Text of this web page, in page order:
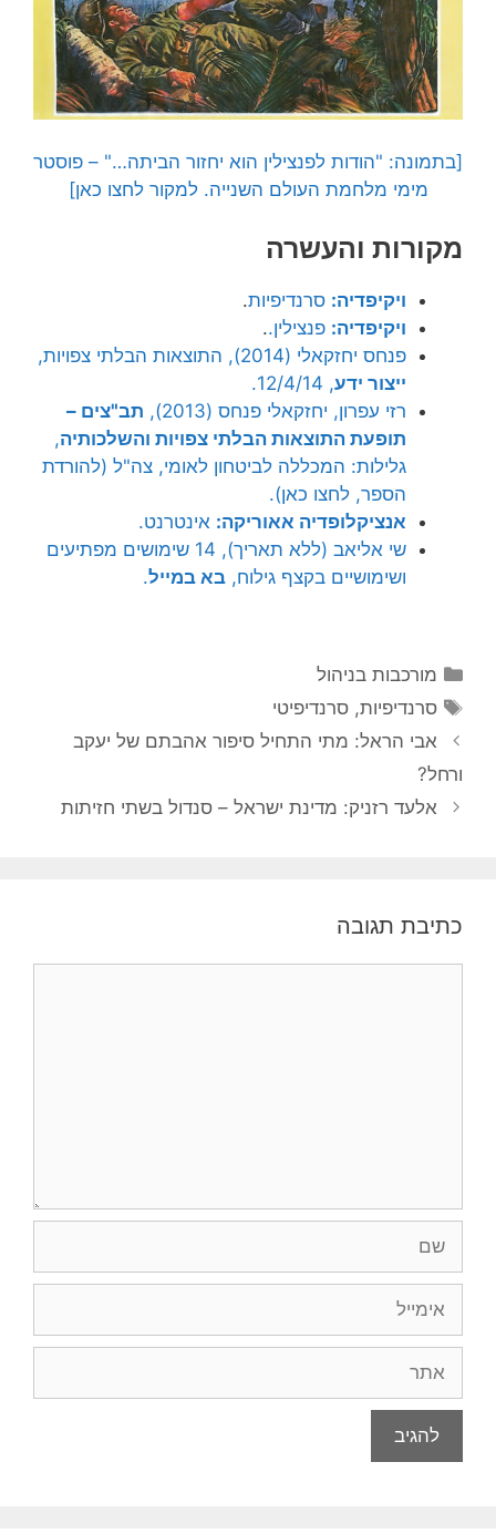
[בתמונה: "הודות לפנצילין הוא יחזור הביתה…" – פוסטר
מימי מלחמת העולם השנייה. למקור לחצו כאן]
מקורות והעשרה
ויקיפדיה: סרנדיפיות.
ויקיפדיה: פנצילין..
פנחס יחזקאלי (2014), התוצאות הבלתי צפויות,
ייצור ידע, 12/4/14.
רזי עפרון, יחזקאלי פנחס (2013),
תב"צים –
תופעת התוצאות הבלתי צפויות והשלכותיה,
גלילות: המכללה לביטחון לאומי, צה"ל (להורדת
הספר, לחצו כאן).
אנציקלופדיה אאוריקה: אינטרנט.
שי אליאב (ללא תאריך), 14 שימושים מפתיעים
ושימושיים בקצף גילוח, בא במייל.
קטגוריות
מורכבות בניהול
תגיות
סרנדיפיות,סרנדיפיטי
אבי הראל: מתי התחיל סיפור אהבתם של יעקב
ורחל?
אלעד רזניק: מדינת ישראל – סנדול בשתי חזיתות
כתיבת תגובה